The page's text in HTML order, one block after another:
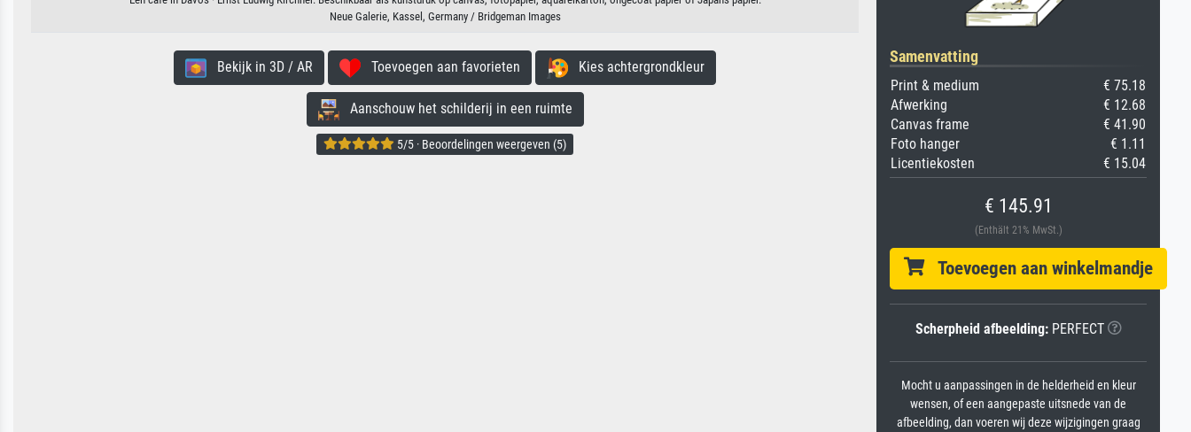
Neue Galerie, Kassel, Germany / Bridgeman Images
Bekijk in 3D / AR Toevoegen aan favorieten Kies achtergrondkleur
Aanschouw het schilderij in een ruimte
5/5 · Beoordelingen weergeven (5)
Samenvatting
Print & medium
€ 75.18
Afwerking
€ 12.68
Canvas frame
€ 41.90
Foto hanger
€ 1.11
Licentiekosten
€ 15.04
€ 145.91
(Enthält 21% MwSt.)
Toevoegen aan winkelmandje
Scherpheid afbeelding:PERFECT
Mocht u aanpassingen in de helderheid en kleur
wensen, of een aangepaste uitsnede van de
afbeelding, dan voeren wij deze wijzigingen graag